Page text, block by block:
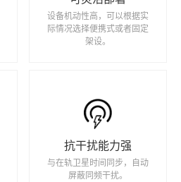
设备机动性高，可以根据实
际情况选择便携式或者固定
架设。
抗干扰能力强
与在轨卫星时间同步，自动
屏蔽同频干扰。